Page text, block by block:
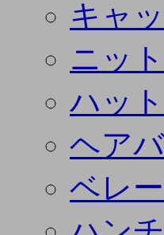
キャ
ニッ
ハット
ヘア
ベレ